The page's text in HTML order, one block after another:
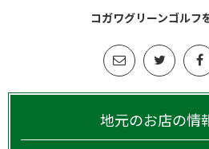
コガワグリーンゴルフ
地元のお店の情